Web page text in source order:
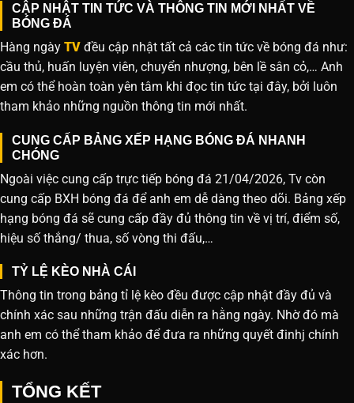
CẬP NHẬT TIN TỨC VÀ THÔNG TIN MỚI NHẤT VỀ
BÓNG ĐÁ
Hàng ngày TV đều cập nhật tất cả các tin tức về bóng đá như:
cầu thủ, huấn luyện viên, chuyển nhượng, bên lề sân cỏ,… Anh
em có thể hoàn toàn yên tâm khi đọc tin tức tại đây, bởi luôn
tham khảo những nguồn thông tin mới nhất.
CUNG CẤP BẢNG XẾP HẠNG BÓNG ĐÁ NHANH
CHÓNG
Ngoài việc cung cấp trực tiếp bóng đá 21/04/2026, Tv còn
cung cấp BXH bóng đá để anh em dễ dàng theo dõi. Bảng xếp
hạng bóng đá sẽ cung cấp đầy đủ thông tin về vị trí, điểm số,
hiệu số thắng/ thua, số vòng thi đấu,…
TỶ LỆ KÈO NHÀ CÁI
Thông tin trong bảng tỉ lệ kèo đều được cập nhật đầy đủ và
chính xác sau những trận đấu diễn ra hằng ngày. Nhờ đó mà
anh em có thể tham khảo để đưa ra những quyết đinhj chính
xác hơn.
TỔNG KẾT